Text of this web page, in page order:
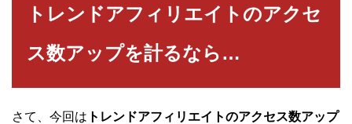
トレンドアフィリエイトのアクセ
ス数アップを計るなら…
さて、今回は トレンドアフィリエイトのアクセス数アップ